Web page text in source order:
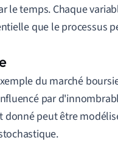
le temps. Chaque
que le processus
du marché
par
donné peut être